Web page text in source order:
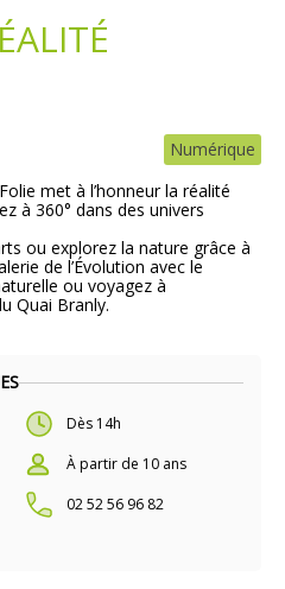
Dès 14h
À partir de 10 ans
02 52 56 96 82
Numérique
met à l’honneur la réalité
à 360° dans des univers
ou explorez la nature grâce à
de l’Évolution avec le
ou voyagez à
Quai Branly.